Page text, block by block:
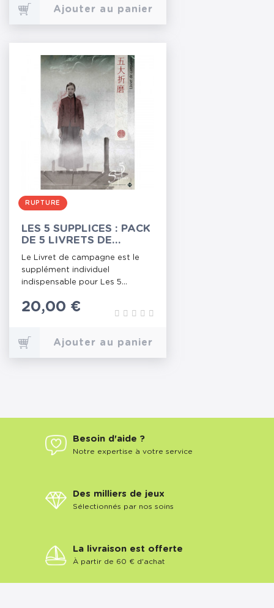
Ajouter au panier
RUPTURE
LES 5 SUPPLICES : PACK
DE 5 LIVRETS DE
CAMPAGNE
Le Livret de campagne est le
supplément individuel
indispensable pour Les 5...
Prix
20,00 €
Ajouter au panier
Besoin d'aide ?
Notre expertise à votre service
Des milliers de jeux
Sélectionnés par nos soins
La livraison est offerte
À partir de 60 € d'achat